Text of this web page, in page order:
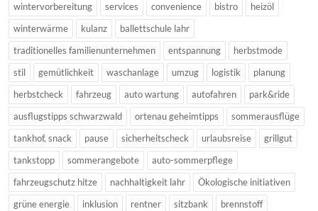
wintervorbereitung
services convenience bistro
heizöl
winterwärme
kulanz
ballettschule lahr
traditionelles familienunternehmen
entspannung
herbstmode
stil
gemütlichkeit waschanlage umzug logistik
planung
herbstcheck
fahrzeug auto wartung autofahren
park&ride
ausflugstipps schwarzwald
ortenau geheimtipps
sommerausflüge
tankhof, snack
pause sicherheitscheck urlaubsreise
grillgut
tankstopp
sommerangebote
auto-sommerpflege
fahrzeugschutz hitze
nachhaltigkeit lahr
Ökologische initiativen
grüne energie
inklusion rentner sitzbank
brennstoff